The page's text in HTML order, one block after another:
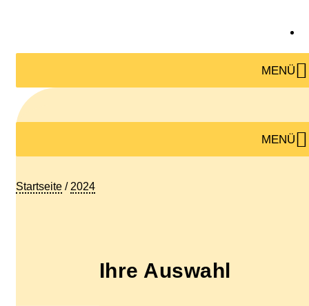
MENÜ
MENÜ
Startseite / 2024
Ihre Auswahl